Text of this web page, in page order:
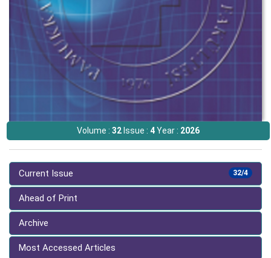
Volume : 32Issue : 4Year : 2026
32/4
Current Issue
Ahead of Print
Archive
Most Accessed Articles